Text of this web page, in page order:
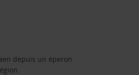
depuis un éperon